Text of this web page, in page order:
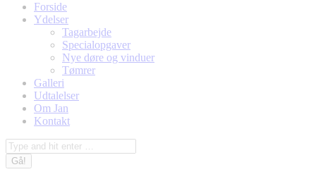
window
window
window
windowForside
Ydelser
Tagarbejde
Specialopgaver
Nye døre og vinduer
Tømrer
Galleri
Udtalelser
Om Jan
Kontakt
Søg: